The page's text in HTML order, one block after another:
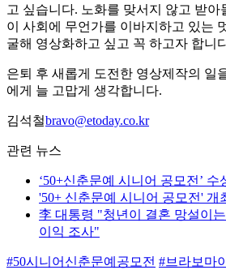
고 싶습니다. 노화를 맞서지 않고 받아
이 사회에 무언가를 이바지하고 있는
굴해 영상화하고 싶고 꼭 하고자 합니
은퇴 후 새롭게 도전한 영상제작의 일
에게 늘 고맙게 생각합니다.
김석철bravo@etoday.co.kr
관련 뉴스
‘50+신춘문예 시니어 공모전’ 수
'50+ 신춘문예 시니어 공모전' 개
李 대통령 "청년이 결혼 망설이
이익 조사"
#50시니어신춘문예공모전 #브라보마